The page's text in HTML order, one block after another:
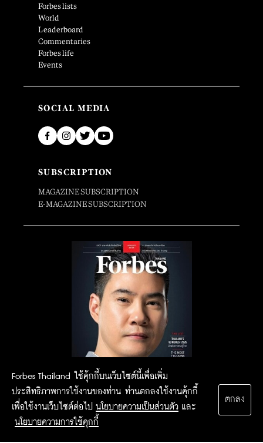
Forbes Thailand ใช้คุ้กกี้บนเว็บไซต์นี้เพื่อเพิ่ม
ประสิทธิภาพการใช้งานของท่าน ท่านตกลงใช้งานคุ้กกี้
เพื่อใช้งานเว็บไซต์ต่อไป นโยบายความเป็นส่วนตัว และ
นโยบายความการใช้คุกกี้
ตกลง
Forbes lists
World
Leaderboard
Commentaries
Forbes life
Events
SOCIAL MEDIA
SUBSCRIPTION
MAGAZINE SUBSCRIPTION
E-MAGAZINE SUBSCRIPTION
2015 Forbesthailand.com ALL RIGHTS RESERVED